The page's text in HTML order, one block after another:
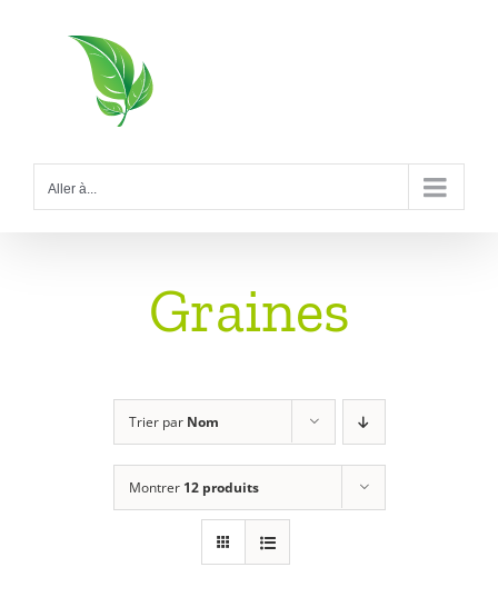
Aller à...
Graines
Trier par Nom
Montrer 12 produits